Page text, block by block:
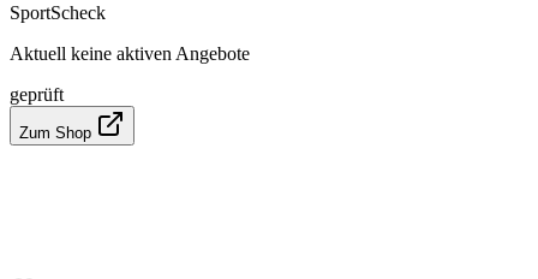
SportScheck
Aktuell keine aktiven Angebote
geprüft
Zum Shop